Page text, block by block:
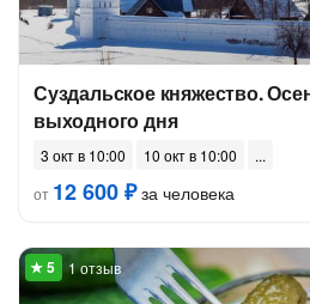
Суздальское княжество.
выходного дня
3 окт в 10:00
10 окт в 10:00
от 12 600 ₽за человека
1 отзыв